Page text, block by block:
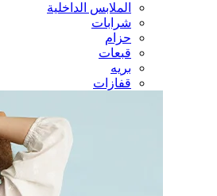
الملابس الداخلية
شرابات
حزام
قبعات
بريه
قفازات